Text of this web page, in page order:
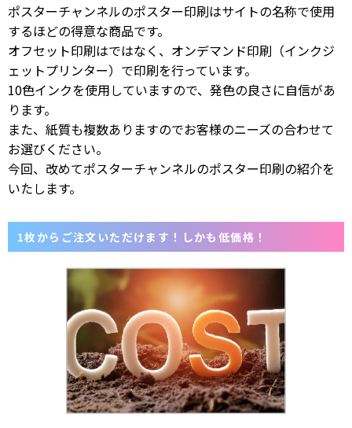
ポスターチャンネルのポスター印刷はサイトの名称で使用
するほどの得意な商品です。
オフセット印刷はではなく、オンデマンド印刷（インクジ
ェットプリンター）で印刷を行っています。
10色インクを使用していますので、発色の良さに自信があ
ります。
また、紙質も複数ありますのでお客様のニーズの合わせて
お選びください。
今回、改めてポスターチャンネルのポスター印刷の紹介を
いたします。
1枚からご注文いただけます！しかも低価格！